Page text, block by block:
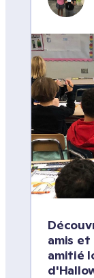
amis
amitié